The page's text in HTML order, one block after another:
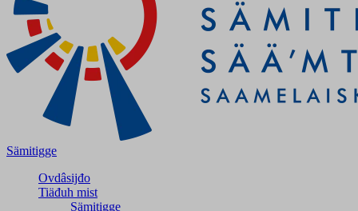
Sämitigge
Ovdâsijđo
Tiäđuh mist
Sämitigge